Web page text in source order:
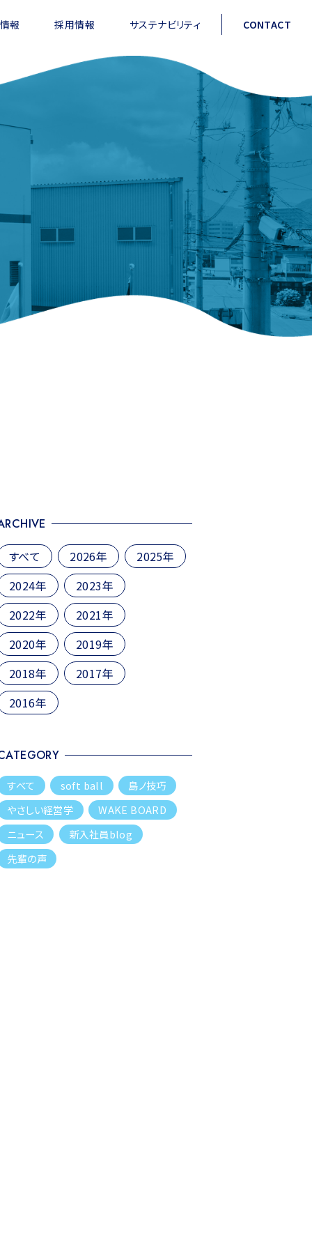
報 採用情報 サステナビリティ CONTACT
すべて 2026年
2025年
2024年
2023年
2022年
2021年
2020年
2019年
2018年
2017年
2016年
すべて soft ball
島ノ技巧
やさしい経営学
WAKE BOARD
ニュース
新入社員blog
先輩の声